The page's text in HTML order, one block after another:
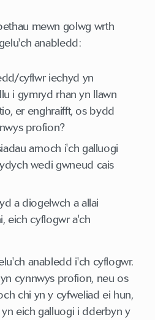
mewn golwg wrth
anabledd:
cyflwr iechyd yn
i gymryd rhan yn llawn
er enghraifft, os bydd
profion?
arnoch i'ch galluogi
wedi gwneud cais
a diogelwch a allai
eich cyflogwr a'ch
anabledd i'ch cyflogwr.
cynnwys profion, neu os
chi yn y cyfweliad ei hun,
eich galluogi i dderbyn y